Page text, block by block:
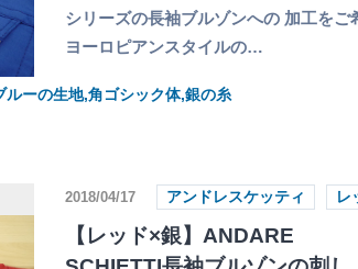
シリーズの長袖ブルゾンへの 加工を
ヨーロピアンスタイルの…
ーの生地,角ゴシック体,銀の糸
2018/04/17 アンドレスケッティ レ
【レッド×銀】ANDARE